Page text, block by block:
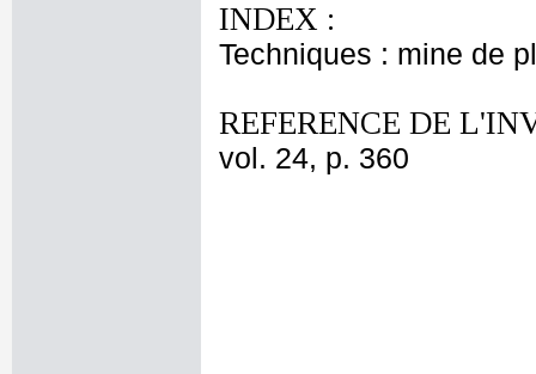
INDEX :
Techniques : mine de
REFERENCE DE
vol. 24, p. 360